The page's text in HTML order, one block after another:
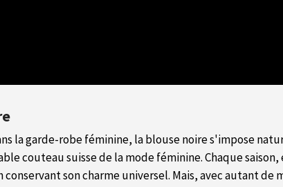
la garde-robe féminine, la blouse noire s'impose
couteau suisse de la mode féminine. Chaque
son charme universel. Mais, avec autant de